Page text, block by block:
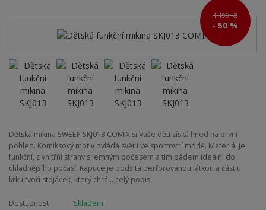
1 199 Kč
- 50 %
Dětská mikina SWEEP SKJ013 COMIX si Vaše děti získá hned na první
pohled. Komiksový motiv ovládá svět i ve sportovní módě. Materiál je
funkční, z vnitřní strany s jemným počesem a tím pádem ideální do
chladnějšího počasí. Kapuce je podšitá perforovanou látkou a část u
krku tvoří stojáček, který chrá... celý popis
Dostupnost
Skladem